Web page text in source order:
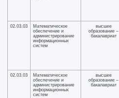
02.03.03
Математическое
обеспечение и
администрирование
информационных
систем
высшее
образование –
бакалавриат
02.03.03
Математическое
обеспечение и
администрирование
информационных
систем
высшее
образование –
бакалавриат